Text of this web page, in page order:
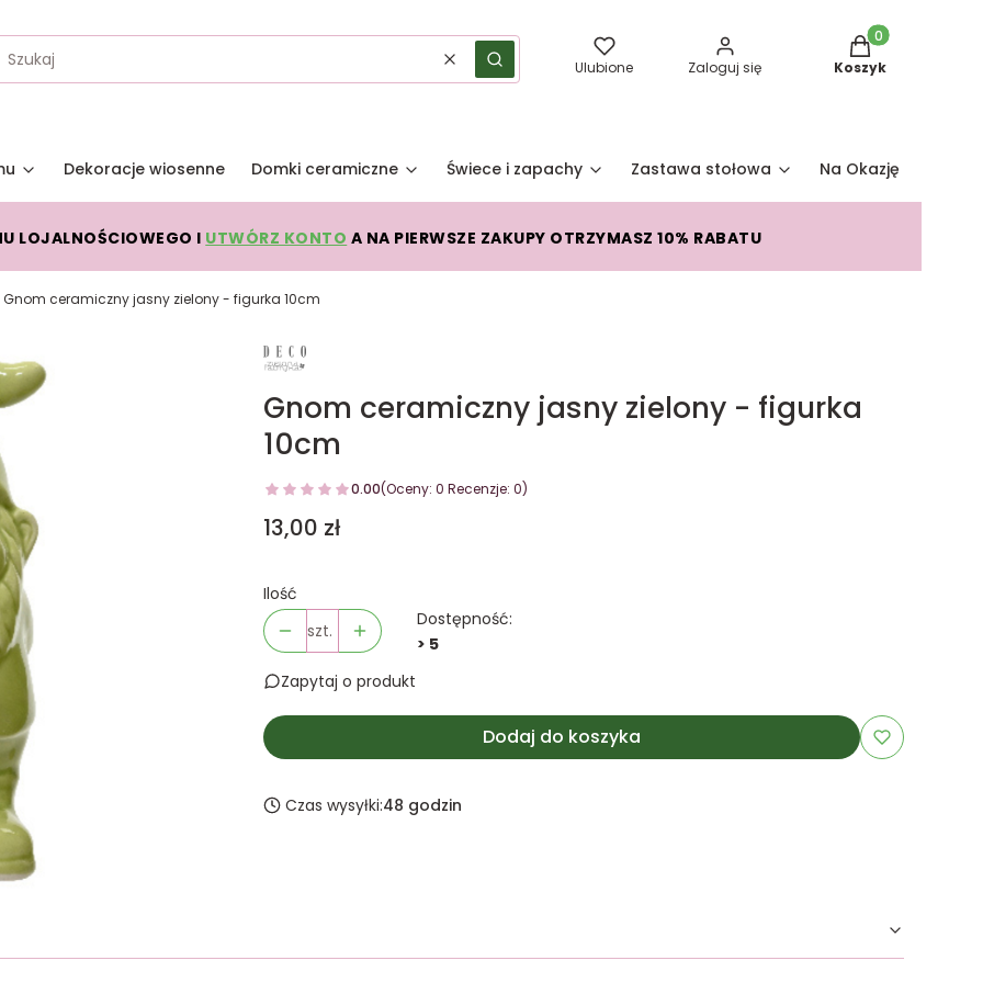
WyczyśćSzukaj Ulubione Zaloguj się
Produkty w
Koszyk
Dekoracje wiosenne Domki ceramiczne Świece i zapachy Zastawa stołowa Na Okazję
LOJALNOŚCIOWEGO I UTWÓRZ KONTO A NA PIERWSZE ZAKUPY OTRZYMASZ 10% RABATU
Gnom ceramiczny jasny zielony - figurka 10cm
Gnom ceramiczny jasny zielony - figurka
10cm
0.00(Oceny: 0 Recenzje: 0)
Cena
13,00 zł
Ilość
szt.
Dostępność:
> 5
Zapytaj o produkt
Dodaj do koszyka
Czas wysyłki:48 godzin